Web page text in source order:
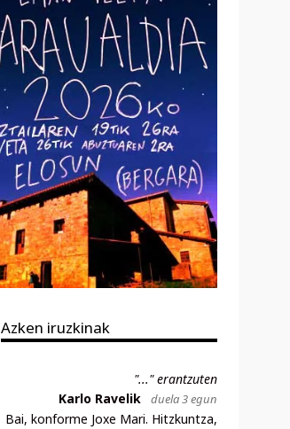
Azken iruzkinak
"..." erantzuten
Karlo Ravelik
duela 3 egun
Bai, konforme Joxe Mari. Hitzkuntza,